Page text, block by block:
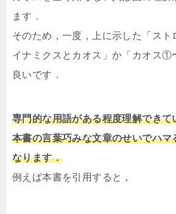
ます．
そのため，一度，上に示した「スト
イナミクスとカオス」か「カオス
良いです．
専門的な用語がある程度理解できて
本書の言葉巧みな文章のせいでハマ
なります．
例えば本書を引用すると，